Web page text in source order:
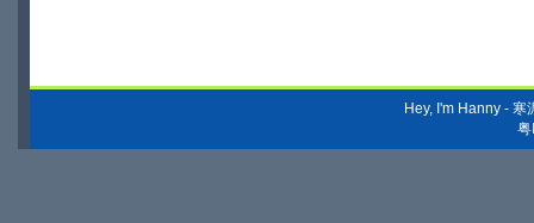
Hey, I'm Hanny - 寒